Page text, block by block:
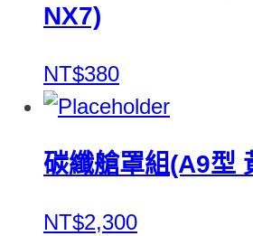
NX7)
NT$380
碳纖艙罩組(A9型
NT$2,300